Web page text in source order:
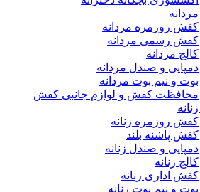
کفش روزمره مردانه
کفش رسمی مردانه
کالج مردانه
دمپایی و صندل مردانه
بوت و نیم بوت مردانه
محافظت کفش و لوازم جانبی کفش
کفش روزمره زنانه
کفش پاشنه بلند
دمپایی و صندل زنانه
کالج زنانه
کفش اداری زنانه
بوت و نیم بوت زنانه